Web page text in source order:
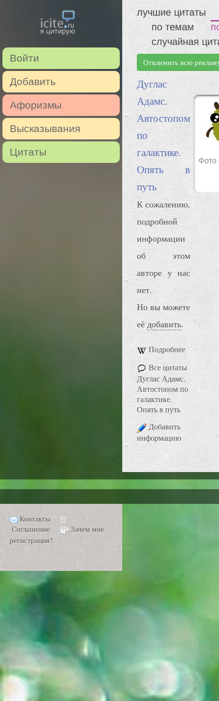
Войти
Добавить
Афоризмы
Высказывания
Цитаты
лучшие цитаты
по темам
случайная
Отключить всю
Дуглас
Адамс.
Автостопом
по
галактике.
Опять в
путь
К сожалению,
подробной
информации
об этом
авторе у нас
нет.
Но вы можете
еёдобавить.
Подробнее
Все цитаты
Дуглас Адамс.
Автостопом по
галактике.
Опять в путь
Добавить
информацию
Контакты
Соглашение
Зачем мне
регистрация?